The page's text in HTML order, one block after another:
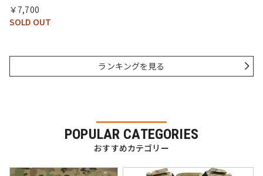
￥7,700
SOLD OUT
ランキングを見る
POPULAR CATEGORIES
おすすめカテゴリー